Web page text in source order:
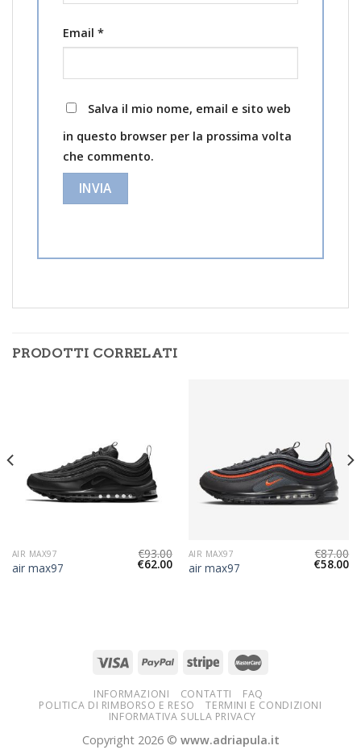
Email *
Salva il mio nome, email e sito web
in questo browser per la prossima volta
che commento.
PRODOTTI CORRELATI
AIR MAX97
air max97
€93.00
€62.00
AIR MAX97
air max97
€87.00
€58.00
INFORMAZIONI CONTATTI
FAQ
POLITICA DI RIMBORSO E RESO
TERMINI E CONDIZIONI
INFORMATIVA SULLA PRIVACY
Copyright 2026 © www.adriapula.it